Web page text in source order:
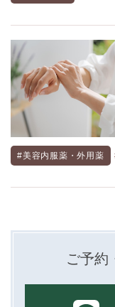
#美容内服薬・外用薬
ご予約